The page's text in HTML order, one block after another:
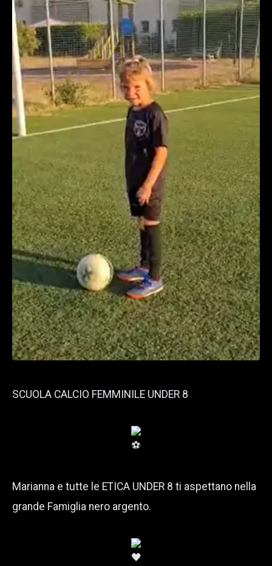
SCUOLA CALCIO FEMMINILE UNDER 8
Marianna e tutte le ETICA UNDER 8 ti aspettano nella
grande Famiglia nero argento.